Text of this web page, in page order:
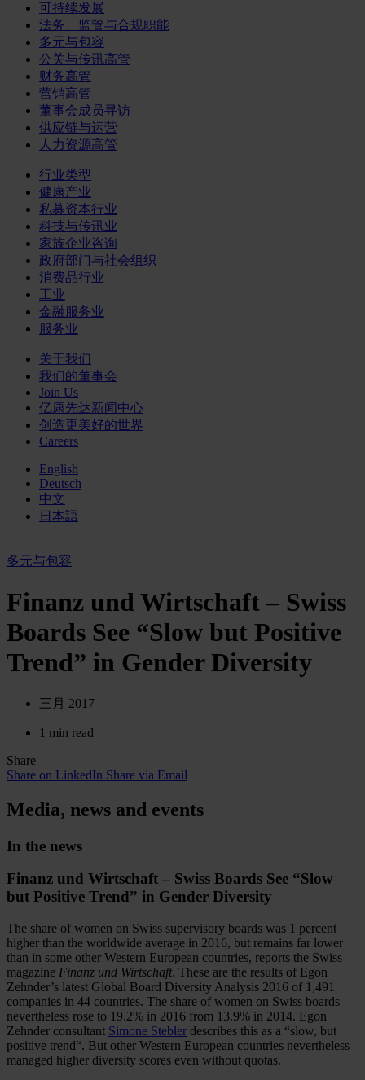
可持续发展
法务、监管与合规职能
多元与包容
公关与传讯高管
财务高管
营销高管
董事会成员寻访
供应链与运营
人力资源高管
行业类型
健康产业
私募资本行业
科技与传讯业
家族企业咨询
政府部门与社会组织
消费品行业
工业
金融服务业
服务业
关于我们
我们的董事会
Join Us
亿康先达新闻中心
创造更美好的世界
Careers
English
Deutsch
中文
日本語
多元与包容
Finanz und Wirtschaft – Swiss
Boards See “Slow but Positive
Trend” in Gender Diversity
三月 2017
1 min read
Share
Share on LinkedIn Share via Email
Media, news and events
In the news
Finanz und Wirtschaft – Swiss Boards See “Slow
but Positive Trend” in Gender Diversity
The share of women on Swiss supervisory boards was 1 percent
higher than the worldwide average in 2016, but remains far lower
than in some other Western European countries, reports the Swiss
magazine Finanz und Wirtschaft. These are the results of Egon
Zehnder’s latest Global Board Diversity Analysis 2016 of 1,491
companies in 44 countries. The share of women on Swiss boards
nevertheless rose to 19.2% in 2016 from 13.9% in 2014. Egon
Zehnder consultant Simone Stebler describes this as a “slow, but
positive trend“. But other Western European countries nevertheless
managed higher diversity scores even without quotas.